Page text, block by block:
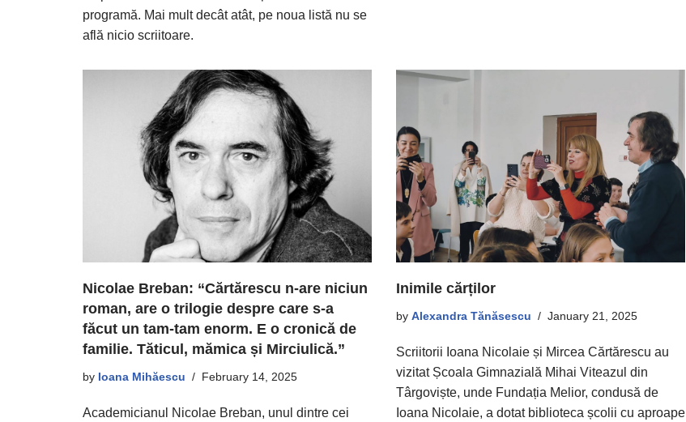
programă. Mai mult decât atât, pe noua listă nu se
află nicio scriitoare.
Nicolae Breban: “Cărtărescu n-are niciun
roman, are o trilogie despre care s-a
făcut un tam-tam enorm. E o cronică de
familie. Tăticul, mămica și Mirciulică.”
by Ioana Mihăescu February 14, 2025
Academicianul Nicolae Breban, unul dintre cei
Inimile cărților
by Alexandra Tănăsescu January 21, 2025
Scriitorii Ioana Nicolaie și Mircea Cărtărescu au
vizitat Școala Gimnazială Mihai Viteazul din
Târgoviște, unde Fundația Melior, condusă de
Ioana Nicolaie, a dotat biblioteca școlii cu aproape